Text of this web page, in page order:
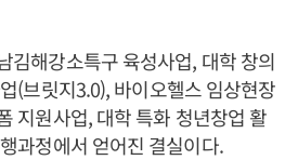
김해강소특구 육성사업, 대학 창의
(브릿지3.0), 바이오헬스 임상현장
지원사업, 대학 특화 청년창업 활
과정에서 얻어진 결실이다.